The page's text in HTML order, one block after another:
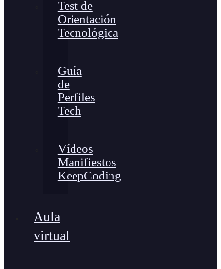
Test de
Orientación
Tecnológica
Guía
de
Perfiles
Tech
Vídeos
Manifiestos
KeepCoding
Aula
virtual